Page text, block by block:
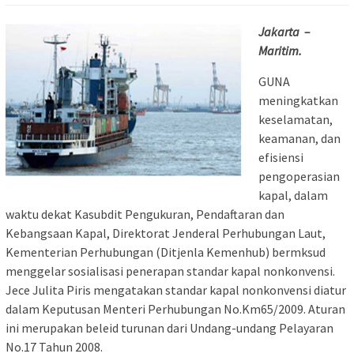
Jakarta –
Maritim.
GUNA
meningkatkan
keselamatan,
keamanan, dan
efisiensi
pengoperasian
kapal, dalam
waktu dekat Kasubdit Pengukuran, Pendaftaran dan
Kebangsaan Kapal, Direktorat Jenderal Perhubungan Laut,
Kementerian Perhubungan (Ditjenla Kemenhub) bermksud
menggelar sosialisasi penerapan standar kapal nonkonvensi.
Jece Julita Piris mengatakan standar kapal nonkonvensi diatur
dalam Keputusan Menteri Perhubungan No.Km65/2009. Aturan
ini merupakan beleid turunan dari Undang-undang Pelayaran
No.17 Tahun 2008.